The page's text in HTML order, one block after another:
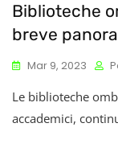
Biblioteche
breve
Mar 9, 2023
Le biblioteche
accademici,